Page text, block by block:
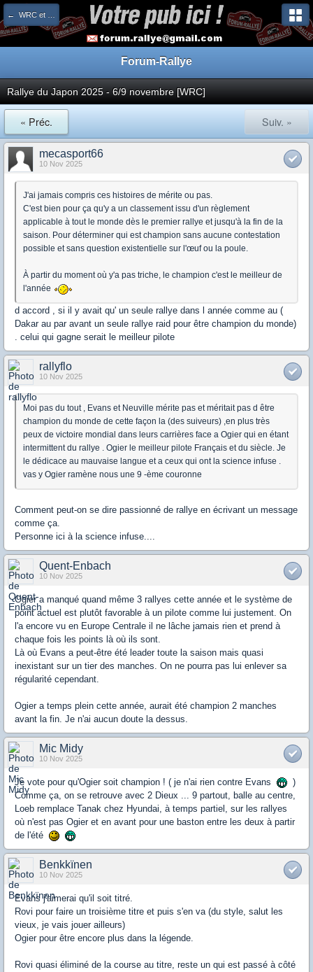
← WRC et ERC
Forum-Rallye
Rallye du Japon 2025 - 6/9 novembre [WRC]
« Préc. Suiv. »
mecasport66
10 Nov 2025
J'ai jamais compris ces histoires de mérite ou pas.
C'est bien pour ça qu'y a un classement issu d'un règlement
applicable à tout le monde dès le premier rallye et jusqu'à la fin de la
saison. Pour déterminer qui est champion sans aucune contestation
possible et sans question existentielle sur l'œuf ou la poule.
À partir du moment où y'a pas triche, le champion c'est le meilleur de
l'année
d accord , si il y avait qu' un seule rallye dans l année comme au (
Dakar au par avant un seule rallye raid pour être champion du monde)
. celui qui gagne serait le meilleur pilote
rallyflo
10 Nov 2025
Moi pas du tout , Evans et Neuville mérite pas et méritait pas d être
champion du monde de cette façon la (des suiveurs) ,en plus très
peux de victoire mondial dans leurs carrières face a Ogier qui en étant
intermittent du rallye . Ogier le meilleur pilote Français et du siècle. Je
le dédicace au mauvaise langue et a ceux qui ont la science infuse .
vas y Ogier ramène nous une 9 -ème couronne
Comment peut-on se dire passionné de rallye en écrivant un message
comme ça.
Personne ici à la science infuse....
Quent-Enbach
10 Nov 2025
Ogier a manqué quand même 3 rallyes cette année et le système de
point actuel est plutôt favorable à un pilote comme lui justement. On
l'a encore vu en Europe Centrale il ne lâche jamais rien et prend à
chaque fois les points là où ils sont.
Là où Evans a peut-être été leader toute la saison mais quasi
inexistant sur un tier des manches. On ne pourra pas lui enlever sa
régularité cependant.
Ogier a temps plein cette année, aurait été champion 2 manches
avant la fin. Je n'ai aucun doute la dessus.
Mic Midy
10 Nov 2025
Je vote pour qu'Ogier soit champion ! ( je n'ai rien contre Evans
)
Comme ça, on se retrouve avec 2 Dieux ... 9 partout, balle au centre,
Loeb remplace Tanak chez Hyundai, à temps partiel, sur les rallyes
où n'est pas Ogier et en avant pour une baston entre les deux à partir
de l'été
Benkkïnen
10 Nov 2025
Evans j'aimerai qu'il soit titré.
Rovi pour faire un troisième titre et puis s'en va (du style, salut les
vieux, je vais jouer ailleurs)
Ogier pour être encore plus dans la légende.
Rovi quasi éliminé de la course au titre, reste un qui est passé à côté